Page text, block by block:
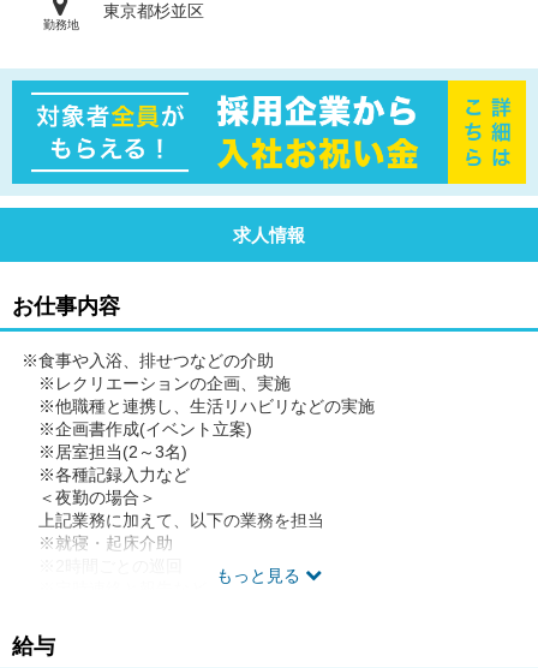
勤務地
東京都杉並区
求人情報
お仕事内容
もっと見る
※食事や入浴、排せつなどの介助
※レクリエーションの企画、実施
※他職種と連携し、生活リハビリなどの実施
※企画書作成(イベント立案)
※居室担当(2～3名)
※各種記録入力など
＜夜勤の場合＞
上記業務に加えて、以下の業務を担当
※就寝・起床介助
◆従事すべき業務の変更の範囲 なし
◆勤務場所の変更の範囲 なし
給与